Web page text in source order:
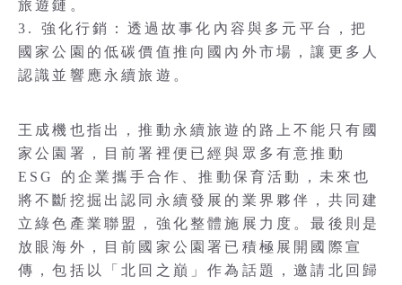
旅遊鏈。
3. 強化行銷：透過故事化內容與多元平台，把
國家公園的低碳價值推向國內外市場，讓更多人
認識並響應永續旅遊。
王成機也指出，推動永續旅遊的路上不能只有國
家公園署，目前署裡便已經與眾多有意推動
ESG 的企業攜手合作、推動保育活動，未來也
將不斷挖掘出認同永續發展的業界夥伴，共同建
立綠色產業聯盟，強化整體施展力度。最後則是
放眼海外，目前國家公園署已積極展開國際宣
傳，包括以「北回之巔」作為話題，邀請北回歸